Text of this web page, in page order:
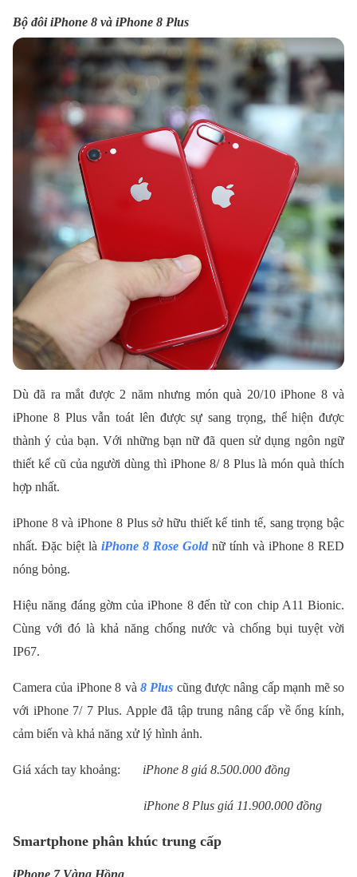
Bộ đôi iPhone 8 và iPhone 8 Plus
Dù đã ra mắt được 2 năm nhưng món quà 20/10 iPhone 8 và
iPhone 8 Plus vẫn toát lên được sự sang trọng, thể hiện được
thành ý của bạn. Với những bạn nữ đã quen sử dụng ngôn ngữ
thiết kế cũ của người dùng thì iPhone 8/ 8 Plus là món quà thích
hợp nhất.
iPhone 8 và iPhone 8 Plus sở hữu thiết kế tinh tế, sang trọng bậc
nhất. Đặc biệt là iPhone 8 Rose Gold nữ tính và iPhone 8 RED
nóng bỏng.
Hiệu năng đáng gờm của iPhone 8 đến từ con chip A11 Bionic.
Cùng với đó là khả năng chống nước và chống bụi tuyệt vời
IP67.
Camera của iPhone 8 và 8 Plus cũng được nâng cấp mạnh mẽ so
với iPhone 7/ 7 Plus. Apple đã tập trung nâng cấp về ống kính,
cảm biến và khả năng xử lý hình ảnh.
Giá xách tay khoảng: iPhone 8 giá 8.500.000 đồng
iPhone 8 Plus giá 11.900.000 đồng
Smartphone phân khúc trung cấp
iPhone 7 Vàng Hồng